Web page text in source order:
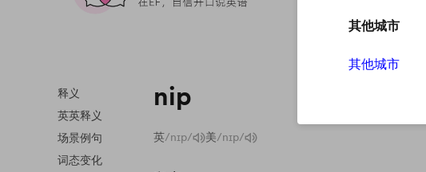
释义
英英释义
场景例句
词态变化
nip
英/nɪp/ 美/nɪp/
其他城市
其他城市